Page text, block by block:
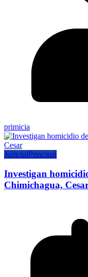
primicia
JudicialPrincipal
Investigan
Chimichagua,